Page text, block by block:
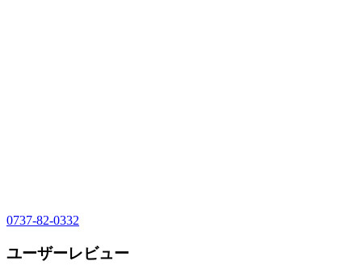
0737-82-0332
ユーザーレビュー